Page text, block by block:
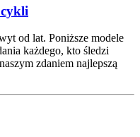
od lat. Poniższe modele
każdego, kto śledzi
zdaniem najlepszą